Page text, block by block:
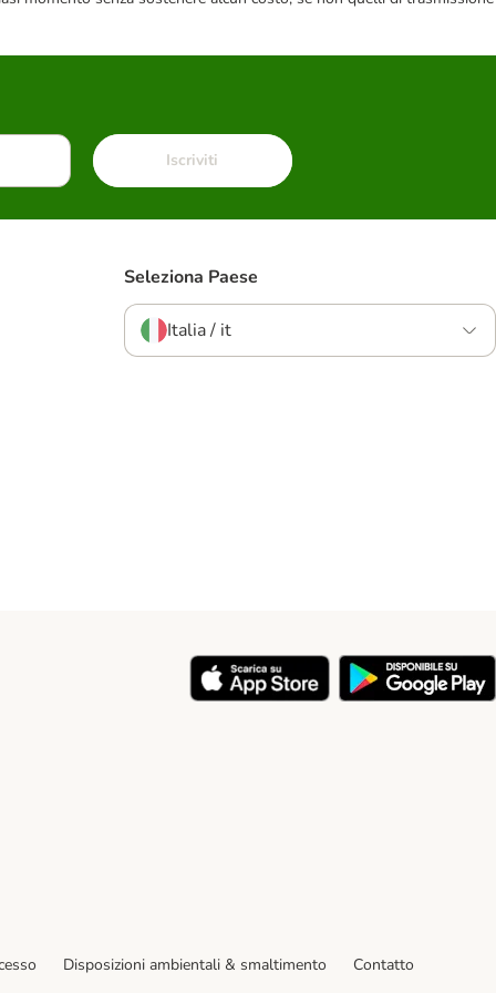
Iscriviti
Seleziona Paese
Italia / it
Disposizioni ambientali & smaltimento
Contatto